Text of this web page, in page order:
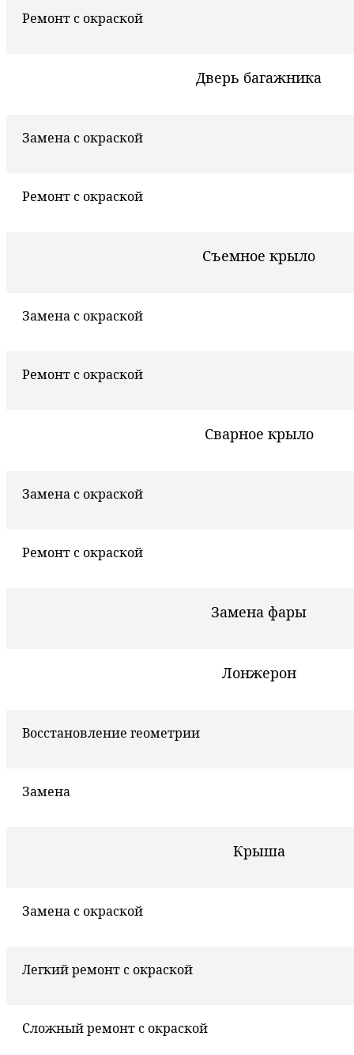
Ремонт с окраской
Дверь багажника
Замена с окраской
Ремонт с окраской
Съемное крыло
Замена с окраской
Ремонт с окраской
Сварное крыло
Замена с окраской
Ремонт с окраской
Замена фары
Лонжерон
Восстановление геометрии
Замена
Крыша
Замена с окраской
Легкий ремонт с окраской
Сложный ремонт с окраской